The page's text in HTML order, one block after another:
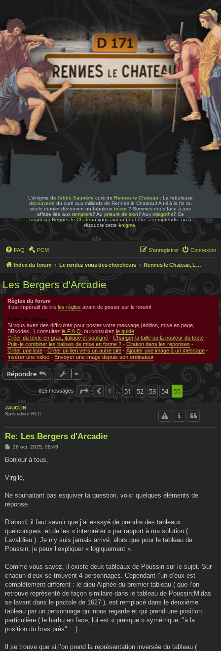
L'énigme de l'abbé Saunière curé de Rennes le Chateau : La fabuleuse
découverte du curé aux milliards de Rennes le Chateau! A t-il à la fin du
siècle dernier découvert un fabuleux trésor? Sommes nous face à une
affaire liée aux templiers? Au prieuré de sion? Aux wisigoths? Ce
forum sur Rennes le Chateauvous aidera peut-être à comprendre ou à
résoudre cetteénigme
FAQ PCM Connexion
S’enregistrer
Index du forum Le rendez vous des chercheurs Rennes le Chateau, Le rendez-vous des chercheurs
Les Bergers d'Arcadie
Règles du forum
Il est impératif de lire les règles avant de poster sur le forum!
Aides du forum
Si vous avez des difficultés pour poster votre message (édition, mise en page,
BBcodes...) consultez la F.A.Q. ou consultez le guide:
Créer du texte en gras, italique et souligné - Changer la taille ou la couleur du texte -
Puis-je combiner les balises de mise en forme ? - Citation dans les réponses -
Créer une liste - Créer un lien vers un autre site - Ajouter une image à un message -
Insérer une video - Envoyer une image depuis son ordinateur
Répondre
815 messages Page 55 sur 55
Précédente
1 … 51 52 53 54 55
JAUCLIN
Spécialiste RLC
Re: Les Bergers d'Arcadie
M
s
g
e
26 oct. 2025, 08:45
Bonjour à tous,
Virgile,
Ne souhaitant pas esquiver ta question, voici quelques éléments de
réponse.
D’abord, il faut savoir que j’ai essayé de prendre des tableaux
quelconques, et de les « interpréter » par rapport à ma solution (
Lavaldieu ). Je n’y suis jamais arrivé, alors que pour le tableau de
Poussin, je peux l’expliquer « logiquement ».
Comme vous savez, il existe deux tableaux de Poussin sur le sujet. Sur
chacun d’eux se trouvent 4 personnages. Cependant l’un d’eux est
complètement différent : le dieu Alphée du premier tableau ( que l’on
retrouve représenté de façon similaire dans le tableau de Poussin:Midas
se lavant dans le pactole de 1627 ), est remplacé dans le deuxième
tableau par un personnage qui nous regarde et qui prend une position
particulière ( le barbu en face, lui est « presque » symétrique, "à la
position du bras près" …).
Il se trouve que si l’on prend la représentation inversée du tableau (